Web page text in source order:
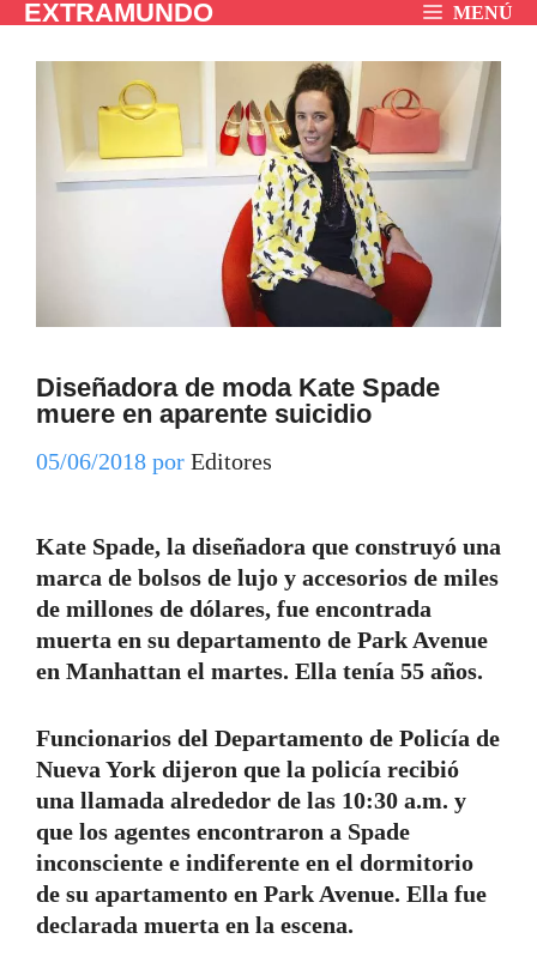
SaltarEXTRAMUNDO MENÚ
Diseñadora de moda Kate Spade
muere en aparente suicidio
05/06/2018 por Editores
Kate Spade, la diseñadora que construyó una
marca de bolsos de lujo y accesorios de miles
de millones de dólares, fue encontrada
muerta en su departamento de Park Avenue
en Manhattan el martes. Ella tenía 55 años.
Funcionarios del Departamento de Policía de
Nueva York dijeron que la policía recibió
una llamada alrededor de las 10:30 a.m. y
que los agentes encontraron a Spade
inconsciente e indiferente en el dormitorio
de su apartamento en Park Avenue. Ella fue
declarada muerta en la escena.